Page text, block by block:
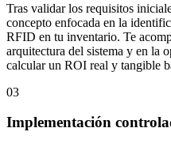
Tras validar los requisitos
concepto enfocada en la
RFID en tu inventario. Te
arquitectura del sistema y en la
calcular un ROI real y tangible
03
Implementación